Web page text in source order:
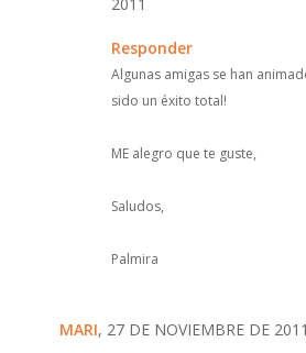
Responder
Algunas amigas se han
sido un éxito total!
ME alegro que te guste,
Saludos,
Palmira
MARI, 27 DE NOVIEMBRE DE 2011